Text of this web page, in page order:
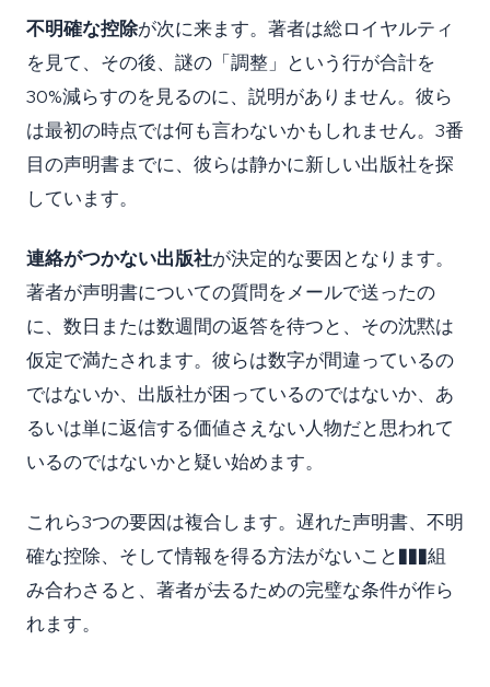
不明確な控除が次に来ます。著者は総ロイヤルティ
を見て、その後、謎の「調整」という行が合計を
30%減らすのを見るのに、説明がありません。彼ら
は最初の時点では何も言わないかもしれません。3番
目の声明書までに、彼らは静かに新しい出版社を探
しています。
連絡がつかない出版社が決定的な要因となります。
著者が声明書についての質問をメールで送ったの
に、数日または数週間の返答を待つと、その沈黙は
仮定で満たされます。彼らは数字が間違っているの
ではないか、出版社が困っているのではないか、あ
るいは単に返信する価値さえない人物だと思われて
いるのではないかと疑い始めます。
これら3つの要因は複合します。遅れた声明書、不明
確な控除、そして情報を得る方法がないこと���組
み合わさると、著者が去るための完璧な条件が作ら
れます。